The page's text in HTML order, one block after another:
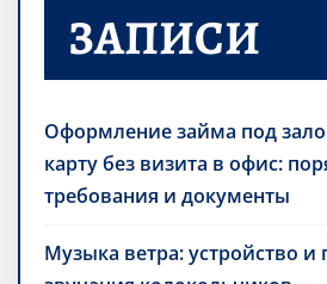
ЗАПИСИ
Оформление займа под
карту без визита в офис:
требования и документы
Музыка ветра: устройство